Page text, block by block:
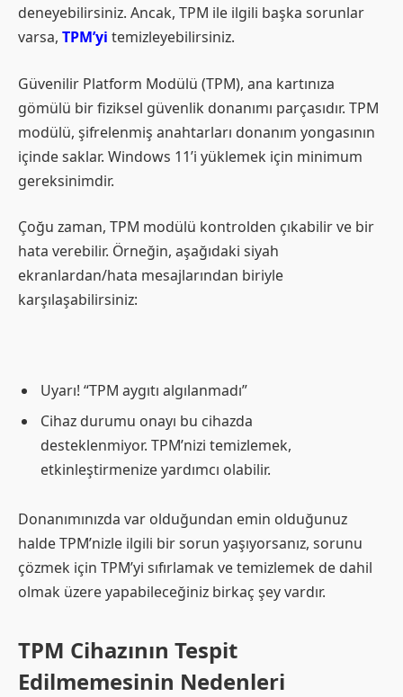
deneyebilirsiniz. Ancak, TPM ile ilgili başka sorunlar
varsa, TPM’yi temizleyebilirsiniz.
Güvenilir Platform Modülü (TPM), ana kartınıza
gömülü bir fiziksel güvenlik donanımı parçasıdır. TPM
modülü, şifrelenmiş anahtarları donanım yongasının
içinde saklar. Windows 11’i yüklemek için minimum
gereksinimdir.
Çoğu zaman, TPM modülü kontrolden çıkabilir ve bir
hata verebilir. Örneğin, aşağıdaki siyah
ekranlardan/hata mesajlarından biriyle
karşılaşabilirsiniz:
Uyarı! “TPM aygıtı algılanmadı”
Cihaz durumu onayı bu cihazda
desteklenmiyor. TPM’nizi temizlemek,
etkinleştirmenize yardımcı olabilir.
Donanımınızda var olduğundan emin olduğunuz
halde TPM’nizle ilgili bir sorun yaşıyorsanız, sorunu
çözmek için TPM’yi sıfırlamak ve temizlemek de dahil
olmak üzere yapabileceğiniz birkaç şey vardır.
TPM Cihazının Tespit
Edilmemesinin Nedenleri